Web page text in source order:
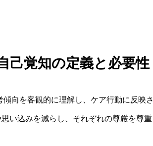
己覚知の定義と必要性
向を客観的に理解し、ケア行動に反映さ
い込みを減らし、それぞれの尊厳を尊重